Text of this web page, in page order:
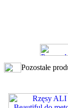
Pozostałe